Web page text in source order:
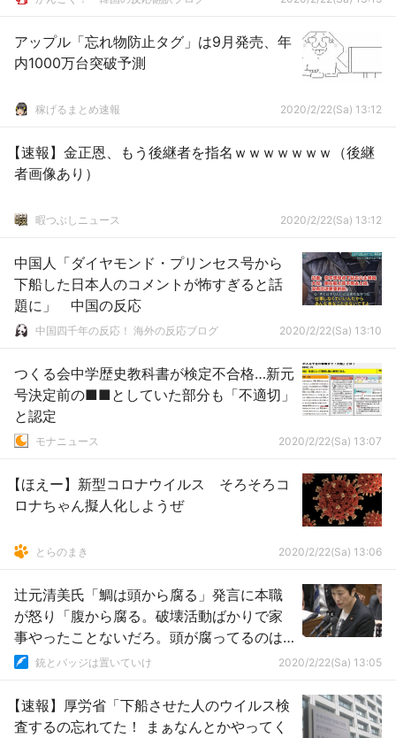
アップル「忘れ物防止タグ」は9月発売、年
内1000万台突破予測
稼げるまとめ速報 2020/2/22(Sa) 13:12
【速報】金正恩、もう後継者を指名ｗｗｗｗｗｗｗ（後継
者画像あり）
暇つぶしニュース 2020/2/22(Sa) 13:12
中国人「ダイヤモンド・プリンセス号から
下船した日本人のコメントが怖すぎると話
題に」 中国の反応
中国四千年の反応！ 海外の反応ブログ 2020/2/22(Sa) 13:10
つくる会中学歴史教科書が検定不合格…新元
号決定前の■■としていた部分も「不適切」
と認定
モナニュース 2020/2/22(Sa) 13:07
【ほえー】新型コロナウイルス そろそろコ
ロナちゃん擬人化しようぜ
とらのまき 2020/2/22(Sa) 13:06
辻元清美氏「鯛は頭から腐る」発言に本職
が怒り「腹から腐る。破壊活動ばかりで家
事やったことないだろ。頭が腐ってるのは
お前だ」
銃とバッジは置いていけ 2020/2/22(Sa) 13:05
【速報】厚労省「下船させた人のウイルス検
査するの忘れてた！ まぁなんとかやってく